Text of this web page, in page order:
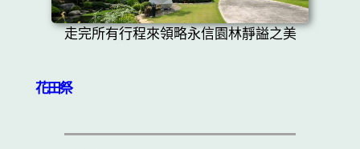
走完所有行程來領略永信園林靜謚之美
花田祭